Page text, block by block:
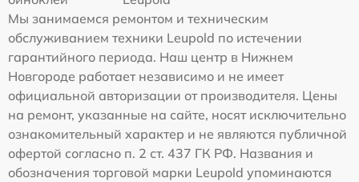
Мы занимаемся ремонтом и техническим
обслуживанием техники Leupold по истечении
гарантийного периода. Наш центр в Нижнем
Новгороде работает независимо и не имеет
официальной авторизации от производителя. Цены
на ремонт, указанные на сайте, носят исключительно
ознакомительный характер и не являются публичной
офертой согласно п. 2 ст. 437 ГК РФ. Названия и
обозначения торговой марки Leupold упоминаются